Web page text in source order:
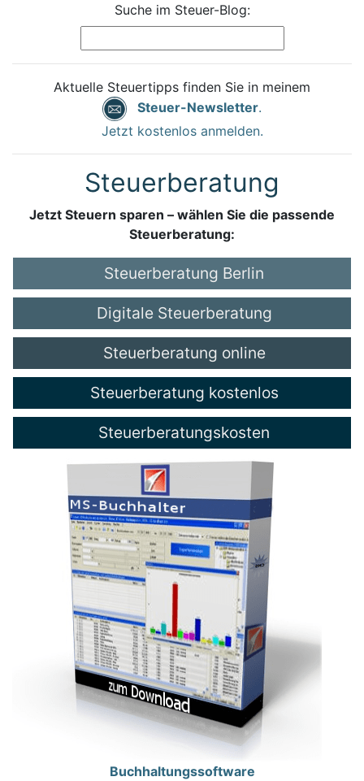
Suche im Steuer-Blog:
Aktuelle Steuertipps finden Sie in meinem
Steuer-Newsletter.
Jetzt kostenlos anmelden.
Steuerberatung
Jetzt Steuern sparen – wählen Sie die passende
Steuerberatung:
Steuerberatung Berlin
Digitale Steuerberatung
Steuerberatung online
Steuerberatung kostenlos
Steuerberatungskosten
Buchhaltungssoftware